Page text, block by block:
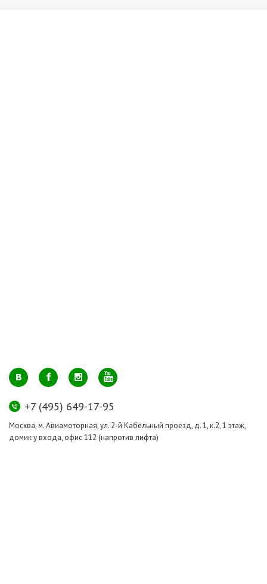
+7 (495) 649-17-95
Москва, м. Авиамоторная, ул. 2-й Кабельный проезд, д. 1, к.2, 1 этаж,
домик у входа, офис 112 (напротив лифта)